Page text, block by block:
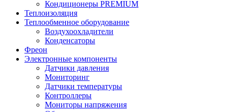
Кондиционеры PREMIUM
Теплоизоляция
Теплообменное оборудование
Воздухоохладители
Конденсаторы
Фреон
Электронные компоненты
Датчики давления
Мониторинг
Датчики температуры
Контроллеры
Мониторы напряжения